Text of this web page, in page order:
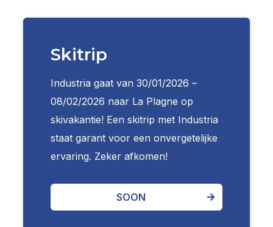
Skitrip
Industria gaat van 30/01/2026 –
08/02/2026 naar La Plagne op
skivakantie! Een skitrip met Industria
staat garant voor een onvergetelijke
ervaring. Zeker afkomen!
SOON